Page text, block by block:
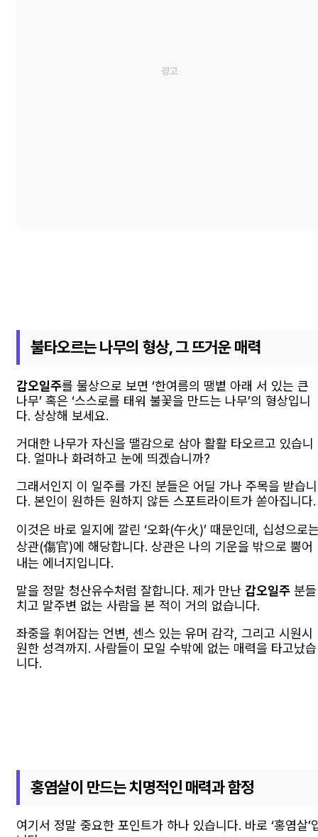
불타오르는 나무의 형상, 그 뜨거운 매력
갑오일주를 물상으로 보면 ‘한여름의 땡볕 아래 서 있는 큰
나무’ 혹은 ‘스스로를 태워 불꽃을 만드는 나무’의 형상입니
다. 상상해 보세요.
거대한 나무가 자신을 땔감으로 삼아 활활 타오르고 있습니
다. 얼마나 화려하고 눈에 띄겠습니까?
그래서인지 이 일주를 가진 분들은 어딜 가나 주목을 받습니
다. 본인이 원하든 원하지 않든 스포트라이트가 쏟아집니다.
이것은 바로 일지에 깔린 ‘오화(午火)’ 때문인데, 십성으로
상관(傷官)에 해당합니다. 상관은 나의 기운을 밖으로 뿜어
내는 에너지입니다.
말을 정말 청산유수처럼 잘합니다. 제가 만난 갑오일주 분들
치고 말주변 없는 사람을 본 적이 거의 없습니다.
좌중을 휘어잡는 언변, 센스 있는 유머 감각, 그리고 시원시
원한 성격까지. 사람들이 모일 수밖에 없는 매력을 타고났습
니다.
홍염살이 만드는 치명적인 매력과 함정
여기서 정말 중요한 포인트가 하나 있습니다. 바로 ‘홍염살’